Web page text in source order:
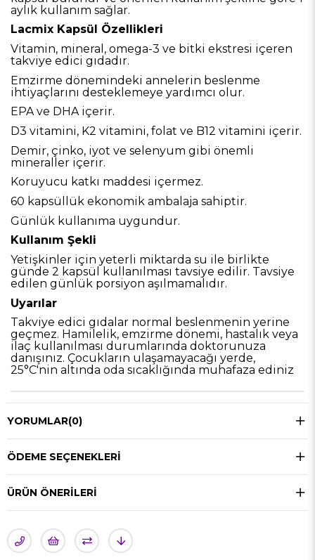
aylık kullanım sağlar.
Lacmix Kapsül Özellikleri
Vitamin, mineral, omega-3 ve bitki ekstresi içeren
takviye edici gıdadır.
Emzirme dönemindeki annelerin beslenme
ihtiyaçlarını desteklemeye yardımcı olur.
EPA ve DHA içerir.
D3 vitamini, K2 vitamini, folat ve B12 vitamini içerir.
Demir, çinko, iyot ve selenyum gibi önemli
mineraller içerir.
Koruyucu katkı maddesi içermez.
60 kapsüllük ekonomik ambalaja sahiptir.
Günlük kullanıma uygundur.
Kullanım Şekli
Yetişkinler için yeterli miktarda su ile birlikte
günde 2 kapsül kullanılması tavsiye edilir. Tavsiye
edilen günlük porsiyon aşılmamalıdır.
Uyarılar
Takviye edici gıdalar normal beslenmenin yerine
geçmez. Hamilelik, emzirme dönemi, hastalık veya
ilaç kullanılması durumlarında doktorunuza
danışınız. Çocukların ulaşamayacağı yerde,
25°C'nin altında oda sıcaklığında muhafaza ediniz
YORUMLAR(0)
ÖDEME SEÇENEKLERI
ÜRÜN ÖNERILERI